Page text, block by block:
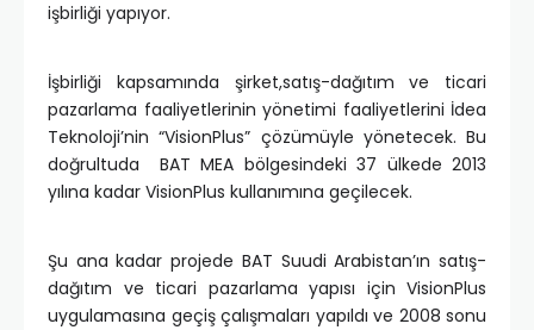
işbirliği yapıyor.
İşbirliği kapsamında şirket,satış-dağıtım ve ticari
pazarlama faaliyetlerinin yönetimi faaliyetlerini İdea
Teknoloji’nin “VisionPlus” çözümüyle yönetecek. Bu
doğrultuda BAT MEA bölgesindeki 37 ülkede 2013
yılına kadar VisionPlus kullanımına geçilecek.
Şu ana kadar projede BAT Suudi Arabistan’ın satış-
dağıtım ve ticari pazarlama yapısı için VisionPlus
uygulamasına geçiş çalışmaları yapıldı ve 2008 sonu